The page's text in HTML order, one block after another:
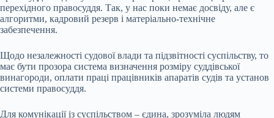
перехідного правосуддя. Так, у нас поки немає досвіду, але є
алгоритми, кадровий резерв і матеріально-технічне
забезпечення.
Щодо незалежності судової влади та підзвітності суспільству, то
має бути прозора система визначення розміру суддівської
винагороди, оплати праці працівників апаратів судів та установ
системи правосуддя.
Для комунікації із суспільством – єдина, зрозуміла людям